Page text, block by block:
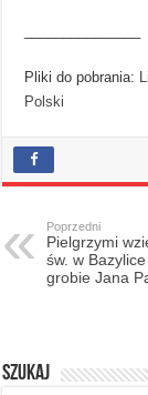
Pliki do pobrania:
Polski
Poprzedni
Pielgrzymi
św. w
grobie Jana
Szukaj